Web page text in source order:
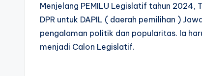
Menjelang PEMILU Legislatif tahun
DPR untuk DAPIL ( daerah pemilihan )
pengalaman politik dan popularitas. Ia
menjadi Calon Legislatif.